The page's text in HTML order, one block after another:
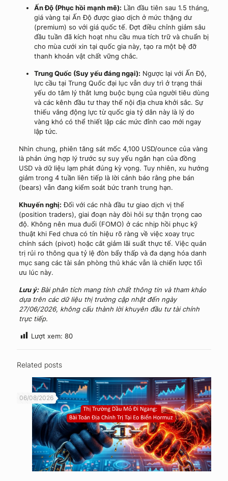
Ấn Độ (Phục hồi mạnh mẽ): Lần đầu tiên sau 1.5 tháng,
giá vàng tại Ấn Độ được giao dịch ở mức thặng dư
(premium) so với giá quốc tế. Đợt điều chỉnh giảm sâu
đầu tuần đã kích hoạt nhu cầu mua tích trữ và chuẩn bị
cho mùa cưới xin tại quốc gia này, tạo ra một bệ đỡ
thanh khoản vật chất vững chắc.
Trung Quốc (Suy yếu đáng ngại): Ngược lại với Ấn Độ,
lực cầu tại Trung Quốc đại lục vẫn duy trì ở trạng thái
yếu do tâm lý thắt lưng buộc bụng của người tiêu dùng
và các kênh đầu tư thay thế nội địa chưa khởi sắc. Sự
thiếu vắng động lực từ quốc gia tỷ dân này là lý do
vàng khó có thể thiết lập các mức đỉnh cao mới ngay
lập tức.
Nhìn chung, phiên tăng sát mốc 4,100 USD/ounce của vàng
là phản ứng hợp lý trước sự suy yếu ngắn hạn của đồng
USD và dữ liệu lạm phát đúng kỳ vọng. Tuy nhiên, xu hướng
giảm trong 4 tuần liên tiếp là lời cảnh báo rằng phe bán
(bears) vẫn đang kiểm soát bức tranh trung hạn.
Khuyến nghị: Đối với các nhà đầu tư giao dịch vị thế
(position traders), giai đoạn này đòi hỏi sự thận trọng cao
độ. Không nên mua đuổi (FOMO) ở các nhịp hồi phục kỹ
thuật khi Fed chưa có tín hiệu rõ ràng về việc xoay trục
chính sách (pivot) hoặc cắt giảm lãi suất thực tế. Việc quản
trị rủi ro thông qua tỷ lệ đòn bẩy thấp và đa dạng hóa danh
mục sang các tài sản phòng thủ khác vẫn là chiến lược tối
ưu lúc này.
Lưu ý:Bài phân tích mang tính chất thông tin và tham khảo
dựa trên các dữ liệu thị trường cập nhật đến ngày
27/06/2026, không cấu thành lời khuyên đầu tư tài chính
trực tiếp.
Lượt xem: 80
Related posts
06/08/2026